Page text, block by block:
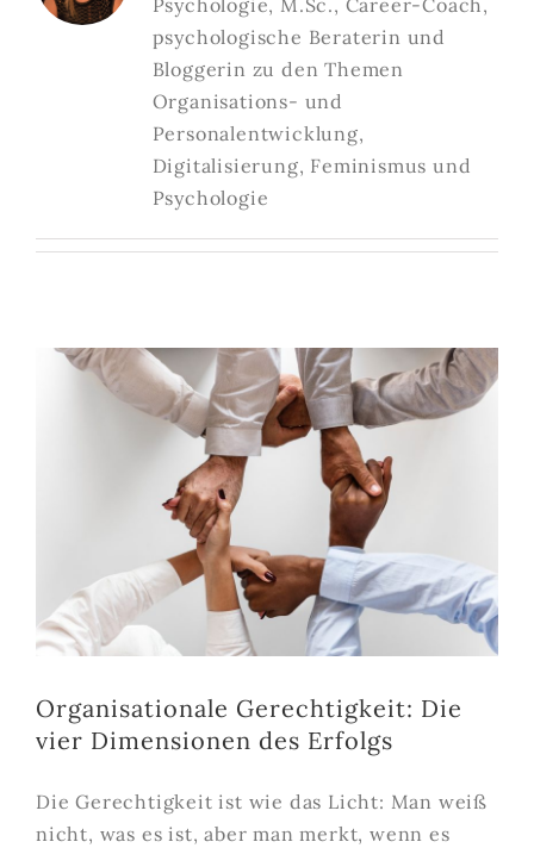
Psychologie, M.Sc., Career-Coach,
psychologische Beraterin und
Bloggerin zu den Themen
Organisations- und
Personalentwicklung,
Digitalisierung, Feminismus und
Psychologie
Organisationale Gerechtigkeit: Die
vier Dimensionen des Erfolgs
Die Gerechtigkeit ist wie das Licht: Man weiß
nicht, was es ist, aber man merkt, wenn es